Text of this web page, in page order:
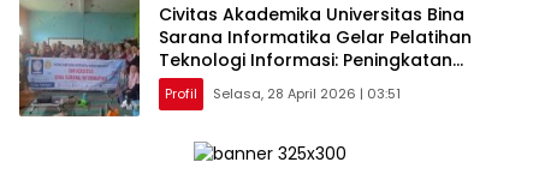
Civitas Akademika Universitas Bina
Sarana Informatika Gelar Pelatihan
Teknologi Informasi: Peningkatan
Keterampilan Literasi Digital Melalui
Pemanfaatan Artificial Intelligence pada
Profil Selasa, 28 April 2026 | 03:51